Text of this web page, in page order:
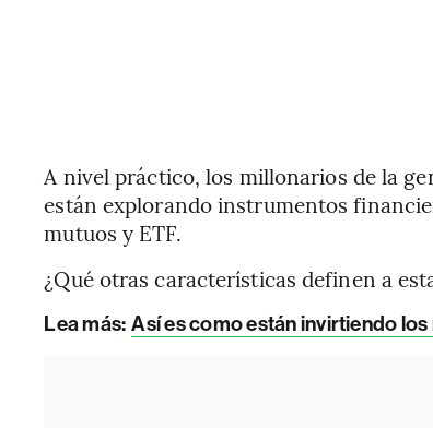
A nivel práctico, los millonarios de la
están explorando instrumentos
mutuos y ETF.
¿Qué otras características definen a
Lea más: Así es como están invirtiendo